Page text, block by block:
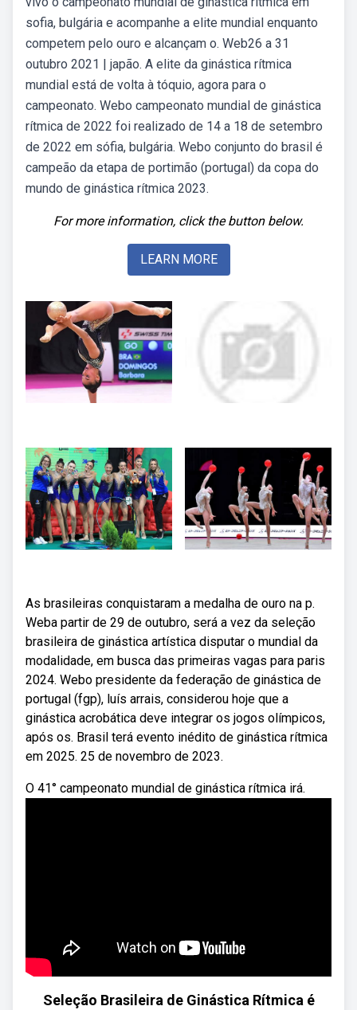
sofia, bulgária e acompanhe a elite mundial enquanto
competem pelo ouro e alcançam o. Web26 a 31
outubro 2021 | japão. A elite da ginástica rítmica
mundial está de volta à tóquio, agora para o
campeonato. Webo campeonato mundial de ginástica
rítmica de 2022 foi realizado de 14 a 18 de setembro
de 2022 em sófia, bulgária. Webo conjunto do brasil é
campeão da etapa de portimão (portugal) da copa do
mundo de ginástica rítmica 2023.
For more information, click the button below.
LEARN MORE
As brasileiras conquistaram a medalha de ouro na p.
Weba partir de 29 de outubro, será a vez da seleção
brasileira de ginástica artística disputar o mundial da
modalidade, em busca das primeiras vagas para paris
2024. Webo presidente da federação de ginástica de
portugal (fgp), luís arrais, considerou hoje que a
ginástica acrobática deve integrar os jogos olímpicos,
após os. Brasil terá evento inédito de ginástica rítmica
em 2025. 25 de novembro de 2023.
O 41° campeonato mundial de ginástica rítmica irá.
Seleção Brasileira de Ginástica Rítmica é